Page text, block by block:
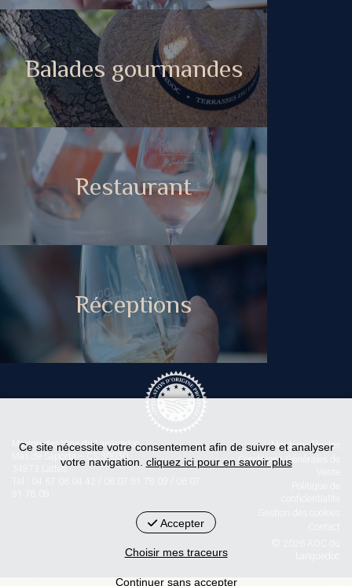
Balades gourmandes
Restaurant
Réceptions
Maison des Vins du Languedoc
Mas de Saporta - CS 30030
34973 Lattes
Mentions légales
Conditions Générales de
< id="str-pied-mention">L'abus d’alcool est dangereux pour la
Ce site nécessite votre consentement afin de suivre et analyser
votre navigation. cliquez ici pour en savoir plus
Accepter
Choisir mes traceurs
Continuer sans accepter